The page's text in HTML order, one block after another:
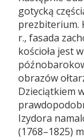
gotycką
prezbiterium.
r., fasada
kościoła jest
obrazów
Dzieciątkiem
Izydora
(1768–1825)